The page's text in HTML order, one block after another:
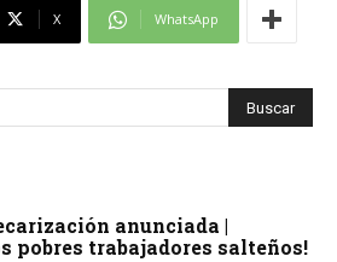
X WhatsApp
anunciada |
pobres trabajadores salteños!